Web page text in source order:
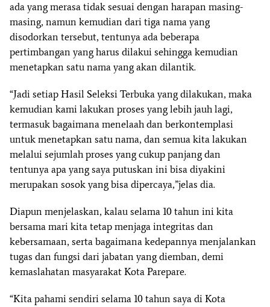
ada yang merasa tidak sesuai dengan harapan masing-
masing, namun kemudian dari tiga nama yang
disodorkan tersebut, tentunya ada beberapa
pertimbangan yang harus dilakui sehingga kemudian
menetapkan satu nama yang akan dilantik.
“Jadi setiap Hasil Seleksi Terbuka yang dilakukan, maka
kemudian kami lakukan proses yang lebih jauh lagi,
termasuk bagaimana menelaah dan berkontemplasi
untuk menetapkan satu nama, dan semua kita lakukan
melalui sejumlah proses yang cukup panjang dan
tentunya apa yang saya putuskan ini bisa diyakini
merupakan sosok yang bisa dipercaya,”jelas dia.
Diapun menjelaskan, kalau selama 10 tahun ini kita
bersama mari kita tetap menjaga integritas dan
kebersamaan, serta bagaimana kedepannya menjalankan
tugas dan fungsi dari jabatan yang diemban, demi
kemaslahatan masyarakat Kota Parepare.
“Kita pahami sendiri selama 10 tahun saya di Kota